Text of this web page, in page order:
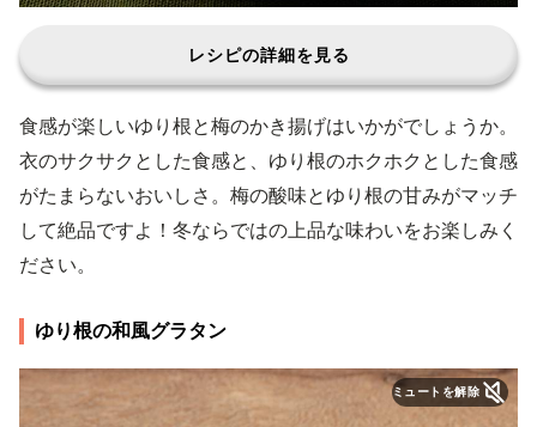
レシピの詳細を見る
食感が楽しいゆり根と梅のかき揚げはいかがでしょうか。
衣のサクサクとした食感と、ゆり根のホクホクとした食感
がたまらないおいしさ。梅の酸味とゆり根の甘みがマッチ
して絶品ですよ！冬ならではの上品な味わいをお楽しみく
ださい。
ゆり根の和風グラタン
ミュートを解除